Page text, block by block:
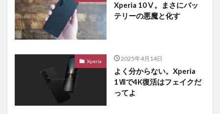
Xperia 10Ⅴ。まさにバッ
テリーの悪魔と化す
Xperia 2025年4月14日
よく分からない。Xperia
1Ⅶで4K復活はフェイクだ
ってよ